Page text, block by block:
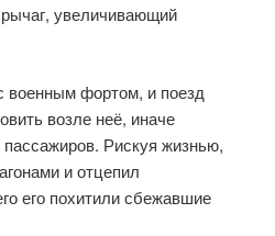
увеличивающий
военным фортом, и поезд
возле неё, иначе
Рискуя жизнью,
и отцепил
его похитили сбежавшие